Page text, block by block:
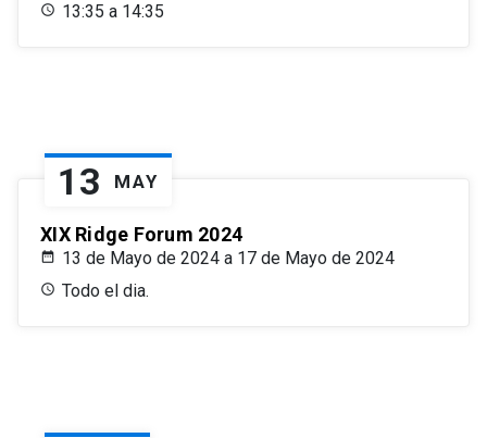
13:35 a 14:35
13 MAY
XIX Ridge Forum 2024
13 de Mayo de 2024 a 17 de Mayo de 2024
Todo el dia.